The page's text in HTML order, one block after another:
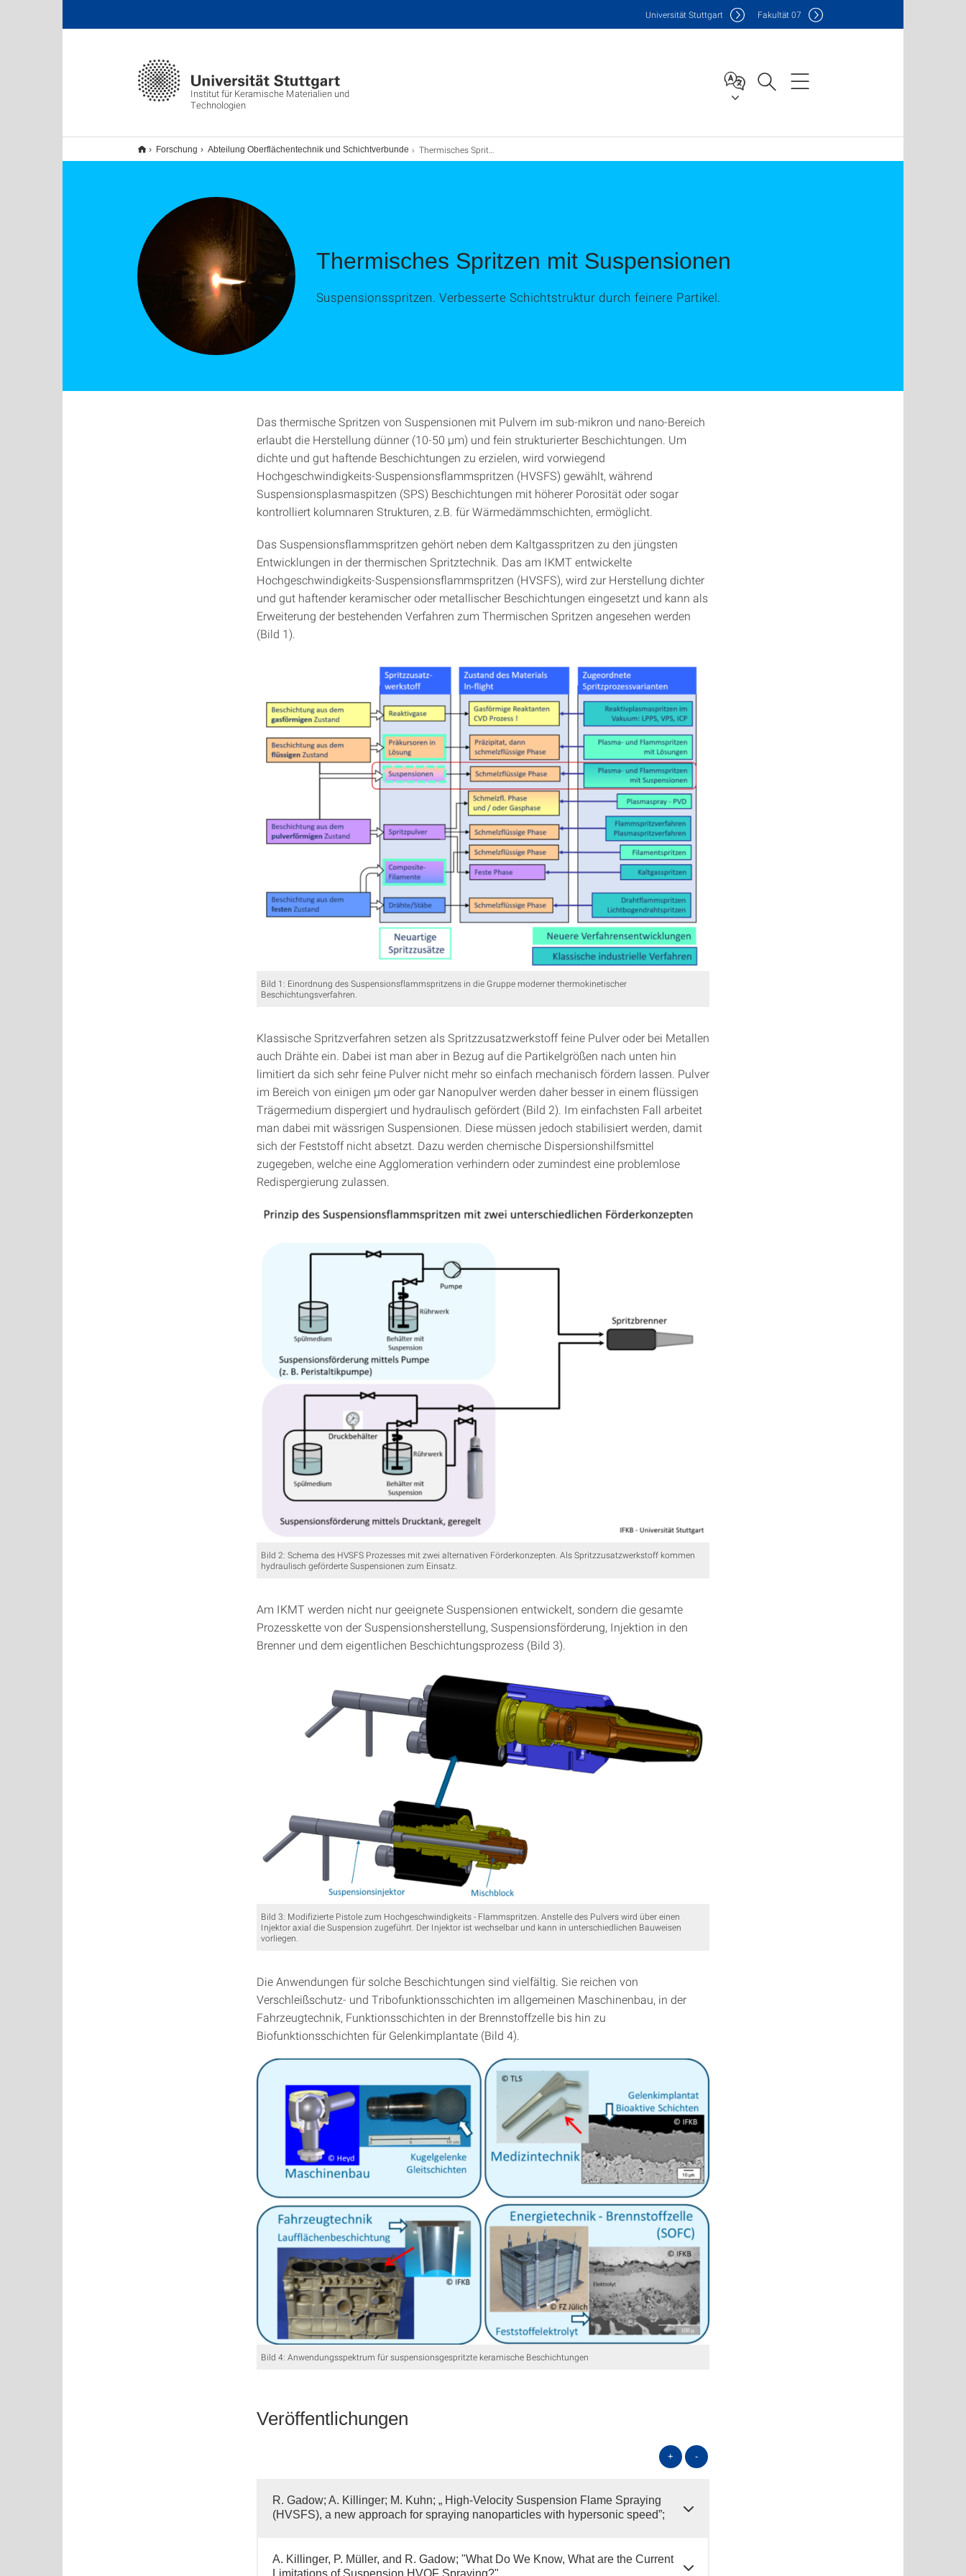
Institut für Keramische Materialien und
Technologien
Universität Stuttgart Fakultät07
Forschung Abteilung Oberflächentechnik und Schichtverbunde Thermisches Spritzen mit Suspensionen
Thermisches Spritzen mit Suspensionen
Suspensionsspritzen. Verbesserte Schichtstruktur durch feinere Partikel.
Das thermische Spritzen von Suspensionen mit Pulvern im sub-mikron und nano-Bereich
erlaubt die Herstellung dünner (10-50 µm) und fein strukturierter Beschichtungen. Um
dichte und gut haftende Beschichtungen zu erzielen, wird vorwiegend
Hochgeschwindigkeits-Suspensionsflammspritzen (HVSFS) gewählt, während
Suspensionsplasmaspitzen (SPS) Beschichtungen mit höherer Porosität oder sogar
kontrolliert kolumnaren Strukturen, z.B. für Wärmedämmschichten, ermöglicht.
Das Suspensionsflammspritzen gehört neben dem Kaltgasspritzen zu den jüngsten
Entwicklungen in der thermischen Spritztechnik. Das am IKMT entwickelte
Hochgeschwindigkeits-Suspensions­flammspritzen (HVSFS), wird zur Herstellung dichter
und gut haftender keramischer oder metallischer Beschichtungen eingesetzt und kann als
Erweiterung der bestehenden Verfahren zum Thermischen Spritzen angesehen werden
(Bild 1).
Bild 1: Einordnung des Suspensionsflammspritzens in die Gruppe moderner thermokinetischer
Beschichtungsverfahren.
Klassische Spritzverfahren setzen als Spritzzusatzwerkstoff feine Pulver oder bei Metallen
auch Drähte ein. Dabei ist man aber in Bezug auf die Partikelgrößen nach unten hin
limitiert da sich sehr feine Pulver nicht mehr so einfach mechanisch fördern lassen. Pulver
im Bereich von einigen µm oder gar Nanopulver werden daher besser in einem flüssigen
Trägermedium dispergiert und hydraulisch gefördert (Bild 2). Im einfachsten Fall arbeitet
man dabei mit wässrigen Suspensionen. Diese müssen jedoch stabilisiert werden, damit
sich der Feststoff nicht absetzt. Dazu werden chemische Dispersions­hilfsmittel
zugegeben, welche eine Agglomeration verhindern oder zumindest eine problemlose
Redispergierung zulassen.
Bild 2: Schema des HVSFS Prozesses mit zwei alternativen Förderkonzepten. Als Spritzzusatzwerkstoff kommen
hydraulisch geförderte Suspensionen zum Einsatz.
Am IKMT werden nicht nur geeignete Suspensionen entwickelt, sondern die gesamte
Prozesskette von der Suspensionsherstellung, Suspensionsförderung, Injektion in den
Brenner und dem eigentlichen Beschichtungsprozess (Bild 3).
Bild 3: Modifizierte Pistole zum Hochgeschwindigkeits - Flammspritzen. Anstelle des Pulvers wird über einen
Injektor axial die Suspension zugeführt. Der Injektor ist wechselbar und kann in unterschiedlichen Bauweisen
vorliegen.
Die Anwendungen für solche Beschichtungen sind vielfältig. Sie reichen von
Verschleißschutz- und Tribofunktionsschichten im allgemeinen Maschinenbau, in der
Fahrzeugtechnik, Funktionsschichten in der Brennstoffzelle bis hin zu
Biofunktionsschichten für Gelenkimplantate (Bild 4).
Bild 4: Anwendungsspektrum für suspensionsgespritzte keramische Beschichtungen
Veröffentlichungen
+ -
R. Gadow; A. Killinger; M. Kuhn; „ High-Velocity Suspension Flame Spraying
(HVSFS), a new approach for spraying nanoparticles with hypersonic speed”;
A. Killinger, P. Müller, and R. Gadow; "What Do We Know, What are the Current
Limitations of Suspension HVOF Spraying?"